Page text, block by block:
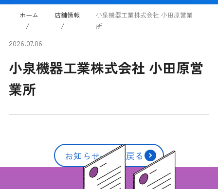
ホーム 店舗情報
小泉機器工業株式会社 小田原営業
所
2026.07.06
小泉機器工業株式会社 小田原営
業所
お知らせ一覧に戻る